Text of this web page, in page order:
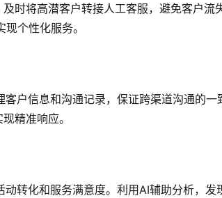
时将高潜客户转接人工客服，避免客户流失
个性化服务。
户信息和沟通记录，保证跨渠道沟通的一
精准响应。
转化和服务满意度。利用AI辅助分析，发